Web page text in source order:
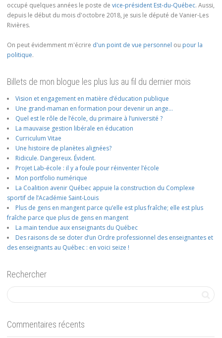
occupé quelques années le poste de vice-président Est-du-Québec. Aussi,
depuis le début du mois d'octobre 2018, je suis le député de Vanier-Les
Rivières.
On peut évidemment m'écrire d'un point de vue personnel ou pour la
politique.
Billets de mon blogue les plus lus au fil du dernier mois
Vision et engagement en matière d’éducation publique
Une grand-maman en formation pour devenir un ange…
Quel est le rôle de l’école, du primaire à l’université ?
La mauvaise gestion libérale en éducation
Curriculum Vitae
Une histoire de planètes alignées?
Ridicule. Dangereux. Évident.
Projet Lab-école : il y a foule pour réinventer l’école
Mon portfolio numérique
La Coalition avenir Québec appuie la construction du Complexe
sportif de l’Académie Saint-Louis
Plus de gens en mangent parce qu’elle est plus fraîche; elle est plus
fraîche parce que plus de gens en mangent
La main tendue aux enseignants du Québec
Des raisons de se doter d’un Ordre professionnel des enseignantes et
des enseignants au Québec : en voici seize !
Rechercher
Commentaires récents